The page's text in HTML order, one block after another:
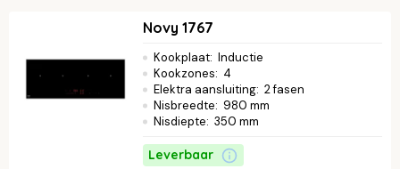
Novy 1767
Kookplaat: Inductie
Kookzones: 4
Elektra aansluiting: 2 fasen
Nisbreedte: 980 mm
Nisdiepte: 350 mm
Leverbaar